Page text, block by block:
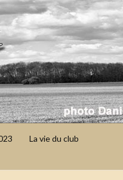
La vie du club